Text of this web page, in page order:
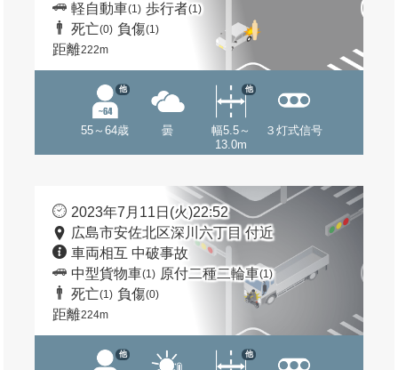
軽自動車(1) 歩行者(1)
死亡(0) 負傷(1)
距離222m
55～64歳
他
曇
幅5.5～
13.0m
他
３灯式信号
2023年7月11日(火)22:52
広島市安佐北区深川六丁目 付近
車両相互 中破事故
中型貨物車(1) 原付二種二輪車(1)
死亡(1) 負傷(0)
距離224m
他 他